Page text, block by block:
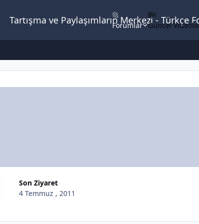
Tartışma ve Paylaşımların Merkezi -
Forumlar Güncel
Son Ziyaret
4 Temmuz , 2011